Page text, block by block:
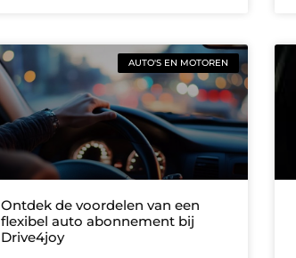
AUTO'S EN MOTOREN
Ontdek de voordelen van een
flexibel auto abonnement bij
Drive4joy